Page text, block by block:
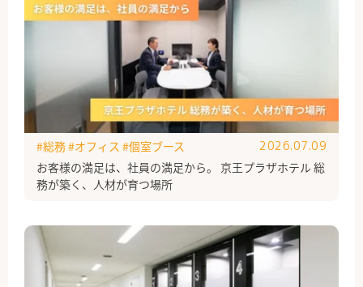
お客様の満足は、社員の満足から。 京王プラザホテル 総
務が築く、人材が育つ場所
#総務#オフィス #個室ブース 2026.07.09